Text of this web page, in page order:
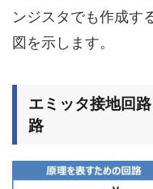
ンジスタでも作成す
図を示します。
エミッタ接地回
路